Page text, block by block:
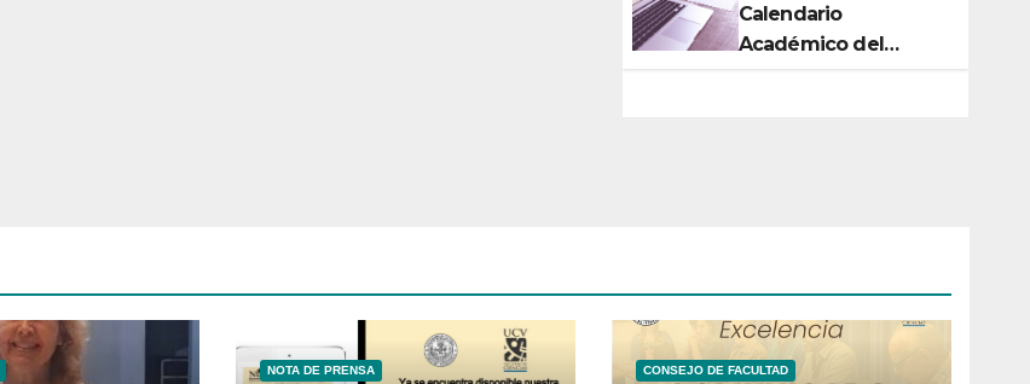
Calendario
Académico del
NOTA DE PRENSA CONSEJO DE FACULTAD